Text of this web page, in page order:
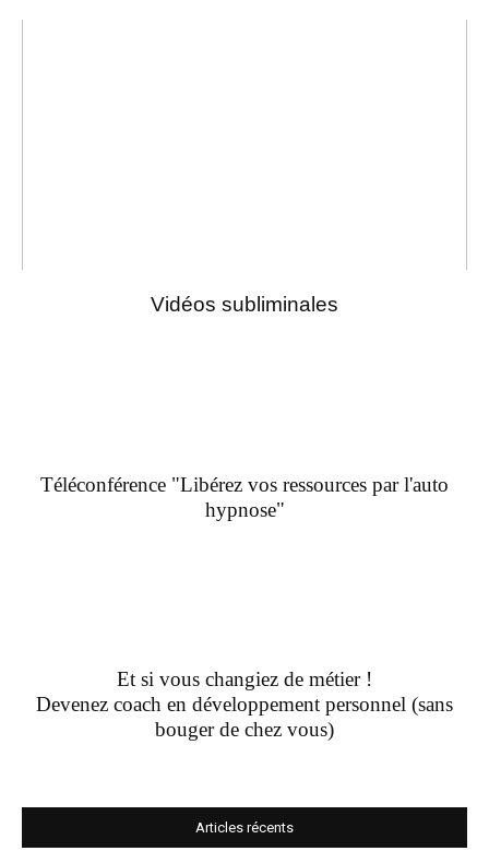
Vidéos subliminales
Téléconférence "Libérez vos ressources par l'auto
hypnose"
Et si vous changiez de métier !
Devenez coach en développement personnel (sans
bouger de chez vous)
Articles récents